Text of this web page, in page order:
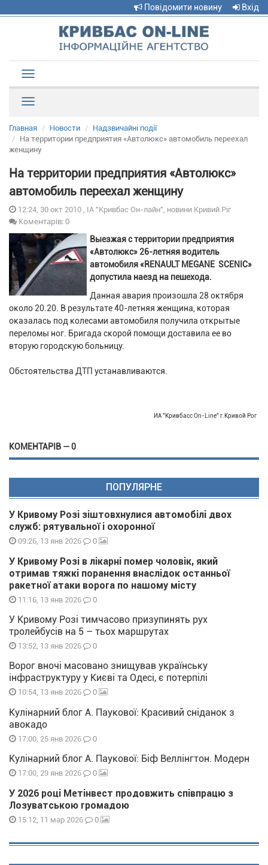
Повідомити новину Вхід
navigation
Главная Новости
Надзвичайні події
На территории предприятия «Автолюкс» автомобиль переехал
женщину
На территории предприятия «Автолюкс»
автомобиль переехал женщину
12:24, 30 окт 2010 , ІА "Кривбас Он-лайн", новини Кривий Ріг
Коментарів: 0
Выезжая с территории предприятия
«Автолюкс» 26-летняя водитель
автомобиля «RENAULT MEGANE SCENIC»
допустила наезд на пешехода.
Данная авария произошла 28 октября
около 20.20. В результате 40-летняя женщина, которая
оказалась под колесами автомобиля получила открытые
переломы ног. Бригада скорой помощи доставила ее во
вторую городскую больницу.
Обстоятельства ДТП устанавливаются.
ИА "Кривбасс On-Line" г.Кривой Рог
КОМЕНТАРІВ — 0
ПОПУЛЯРНЕ
У Кривому Розі зіштовхнулися автомобілі двох
служб: рятувальної і охоронної
09:26, 13 янв 2026 0
У Кривому Розі в лікарні помер чоловік, який
отримав тяжкі поранення внаслідок останньої
ракетної атаки ворога по нашому місту
11:16, 13 янв 2026 0
У Кривому Розі тимчасово призупинять рух
тролейбусів на 5 – тьох маршрутах
13:52, 13 янв 2026 0
Ворог вночі масовано знищував українську
інфраструктуру у Києві та Одесі, є потерпілі
10:54, 13 янв 2026 0
Кулінарний блог А. Паукової: Красивий сніданок з
авокадо
17:00, 25 янв 2026 0
Кулінарний блог А. Паукової: Біф Веллінгтон. Модерн
17:00, 29 янв 2026 0
У 2026 році Метінвест продовжить співпрацю з
Лозуватською громадою
15:12, 11 мар 2026 0